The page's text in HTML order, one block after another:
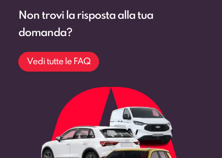
Non trovi la risposta alla tua
domanda?
Vedi tutte le FAQ